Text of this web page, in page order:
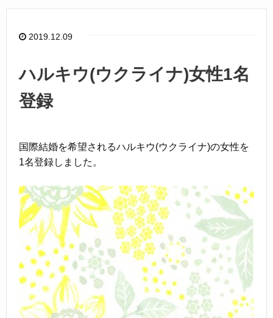
b
o
k
2019.12.09
ハルキウ(ウクライナ)女性1名
登録
国際結婚を希望されるハルキウ(ウクライナ)の女性を
1名登録しました。